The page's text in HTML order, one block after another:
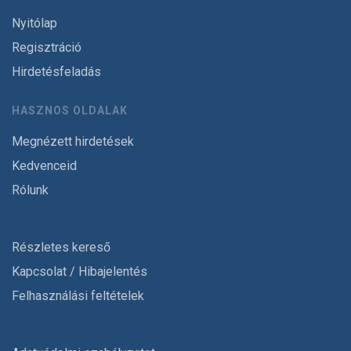
Nyitólap
Regisztráció
Hirdetésfeladás
HASZNOS OLDALAK
Megnézett hirdetések
Kedvenceid
Rólunk
Részletes kereső
Kapcsolat / Hibajelentés
Felhasználási feltételek